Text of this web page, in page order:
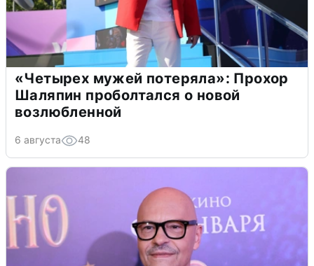
«Четырех мужей потеряла»: Прохор
Шаляпин проболтался о новой
возлюбленной
6 августа 48